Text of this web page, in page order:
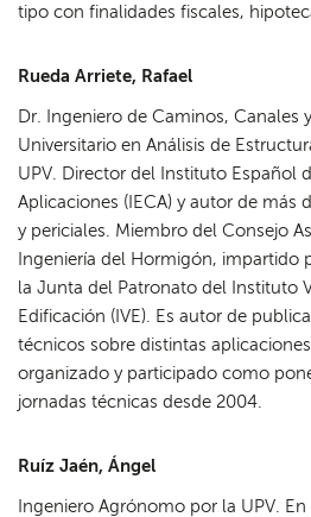
tipo con finalidades fiscales,
Rueda Arriete, Rafael
Dr. Ingeniero de Caminos, Canales
Universitario en Análisis de
UPV. Director del Instituto Español
Aplicaciones (IECA) y autor de más
y periciales. Miembro del Consejo
Ingeniería del Hormigón, impartido
la Junta del Patronato del Instituto
Edificación (IVE). Es autor de
técnicos sobre distintas
organizado y participado como
jornadas técnicas desde 2004.
Ruíz Jaén, Ángel
Ingeniero Agrónomo por la UPV.